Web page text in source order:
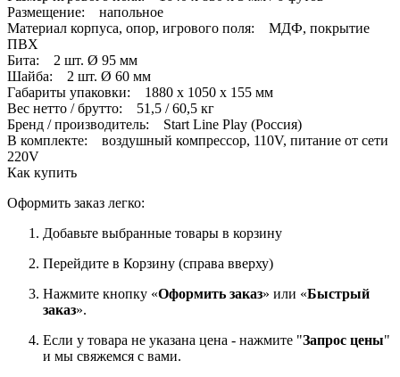
Размещение: напольное
Материал корпуса, опор, игрового поля: МДФ, покрытие
ПВХ
Бита: 2 шт. Ø 95 мм
Шайба: 2 шт. Ø 60 мм
Габариты упаковки: 1880 х 1050 х 155 мм
Вес нетто / брутто: 51,5 / 60,5 кг
Бренд / производитель: Start Line Play (Россия)
В комплекте: воздушный компрессор, 110V, питание от сети
220V
Как купить
Оформить заказ легко:
Добавьте выбранные товары в корзину
Перейдите в Корзину (справа вверху)
Нажмите кнопку «Оформить заказ» или «Быстрый
заказ».
Если у товара не указана цена - нажмите "Запрос цены"
и мы свяжемся с вами.